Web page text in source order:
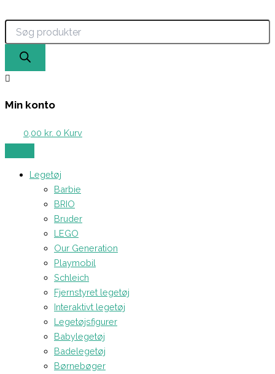
til
indholdet
search
Min konto
0,00 kr. 0 Kurv
Legetøj
Barbie
BRIO
Bruder
LEGO
Our Generation
Playmobil
Schleich
Fjernstyret legetøj
Interaktivt legetøj
Legetøjsfigurer
Babylegetøj
Badelegetøj
Børnebøger
Mini
2000
(Neon
antal